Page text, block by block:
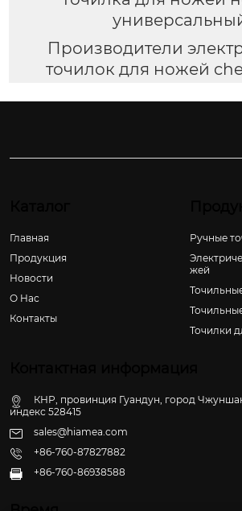
Производители
точилок для ножей
Главная
Продукция
Новости
О Hас
Контакты
Ручные
жей
Точилки
КНР, провинция Гуандун, город
индекс 528415
sales@hiamea.com
+86-760-87827882
 +86-760-86938588